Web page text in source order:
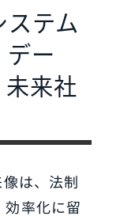
テム
ー
来社
は、法制
率化に留